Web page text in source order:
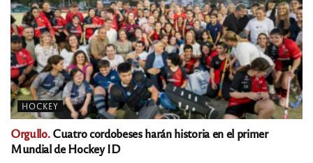
HOCKEY
Orgullo.Cuatro cordobeses harán historia en el primer
Mundial de Hockey ID